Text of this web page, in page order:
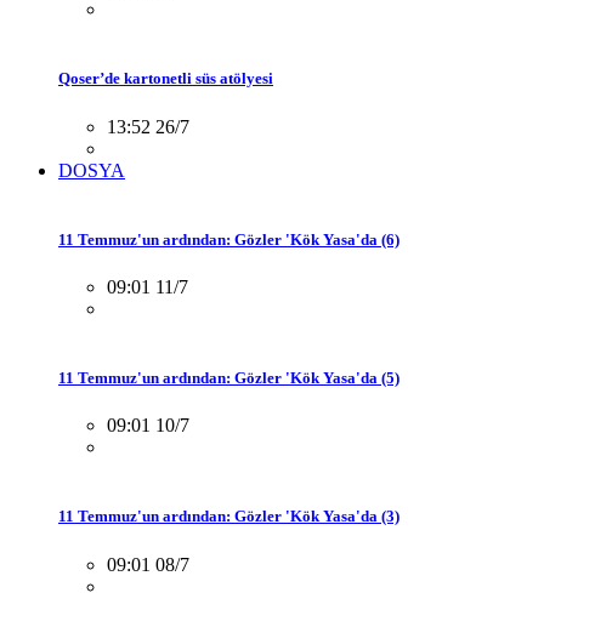
Qoser’de kartonetli süs atölyesi
13:52 26/7
DOSYA
11 Temmuz'un ardından: Gözler 'Kök Yasa'da (6)
09:01 11/7
11 Temmuz'un ardından: Gözler 'Kök Yasa'da (5)
09:01 10/7
11 Temmuz'un ardından: Gözler 'Kök Yasa'da (3)
09:01 08/7